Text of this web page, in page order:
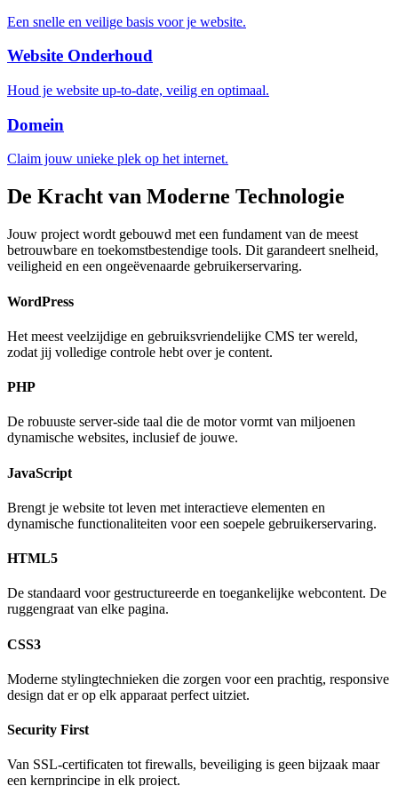
Een snelle en veilige basis voor je website.
Website Onderhoud
Houd je website up-to-date, veilig en optimaal.
Domein
Claim jouw unieke plek op het internet.
De Kracht van Moderne Technologie
Jouw project wordt gebouwd met een fundament van de meest
betrouwbare en toekomstbestendige tools. Dit garandeert snelheid,
veiligheid en een ongeëvenaarde gebruikerservaring.
WordPress
Het meest veelzijdige en gebruiksvriendelijke CMS ter wereld,
zodat jij volledige controle hebt over je content.
PHP
De robuuste server-side taal die de motor vormt van miljoenen
dynamische websites, inclusief de jouwe.
JavaScript
Brengt je website tot leven met interactieve elementen en
dynamische functionaliteiten voor een soepele gebruikerservaring.
HTML5
De standaard voor gestructureerde en toegankelijke webcontent. De
ruggengraat van elke pagina.
CSS3
Moderne stylingtechnieken die zorgen voor een prachtig, responsive
design dat er op elk apparaat perfect uitziet.
Security First
Van SSL-certificaten tot firewalls, beveiliging is geen bijzaak maar
een kernprincipe in elk project.